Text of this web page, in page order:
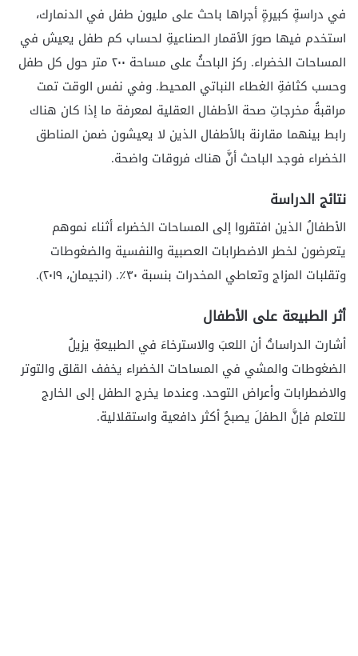
في دراسةٍ كبيرةٍ أجراها باحث على مليون طفل في الدنمارك،
استخدم فيها صورَ الأقمار الصناعيةِ لحساب كم طفل يعيش في
المساحات الخضراء. ركز الباحثُ على مساحة ٢٠٠ متر حول كل طفل
وحسب كثافةِ الغطاء النباتي المحيط. وفي نفس الوقت تمت
مراقبةُ مخرجاتِ صحة الأطفال العقلية لمعرفة ما إذا كان هناك
رابط بينهما مقارنة بالأطفال الذين لا يعيشون ضمن المناطق
الخضراء فوجد الباحث أنَّ هناك فروقات واضحة.
نتائج الدراسة
الأطفالُ الذين افتقروا إلى المساحات الخضراء أثناء نموهم
يتعرضون لخطر الاضطرابات العصبية والنفسية والضغوطات
وتقلبات المزاج وتعاطي المخدرات بنسبة ٣٠٪. (انجيمان، ٢٠١٩).
أثر الطبيعة على الأطفال
أشارت الدراساتُ أن اللعبَ والاسترخاءَ في الطبيعةِ يزيلُ
الضغوطات والمشي في المساحات الخضراء يخفف القلق والتوتر
والاضطرابات وأعراض التوحد. وعندما يخرج الطفل إلى الخارج
للتعلم فإنَّ الطفلَ يصبحُ أكثر دافعية واستقلالية.